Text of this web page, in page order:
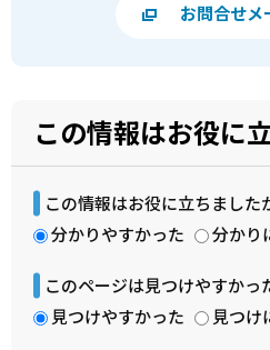
お問合せメ
この情報はお役に
この情報はお役に立ちました
分かりやすかった
分かり
このページは見つけやすかっ
見つけやすかった
見つけ